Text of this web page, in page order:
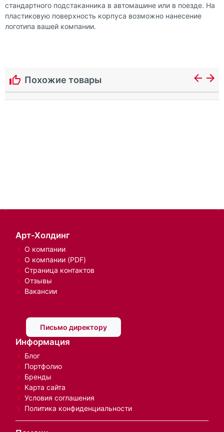
стандартного подстаканника в автомашине или в поезде. На
пластиковую поверхность корпуса возможно нанесение
логотипа вашей компании.
Похожие товары
Арт-Холдинг
О компании
О компании (PDF)
Страница контактов
Отзывы
Вакансии
Письмо директору
Информация
Блог
Портфолио
Бренды
Карта сайта
Условия соглашения
Политика конфиденциальности